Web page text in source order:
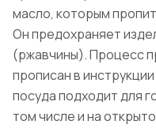
масло, которым
Он предохраняет
(ржавчины). Процесс
прописан в
посуда подходит для
том числе и на